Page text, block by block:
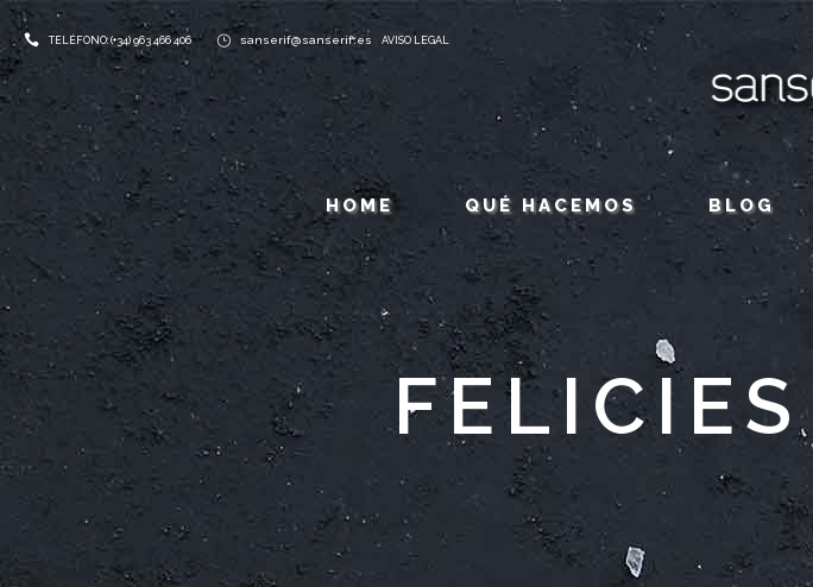
TELÉFONO: (+34) 963 466 406 sanserif@sanserif.es AVISO LEGAL
HOME QUÉ HACEMOS BLOG